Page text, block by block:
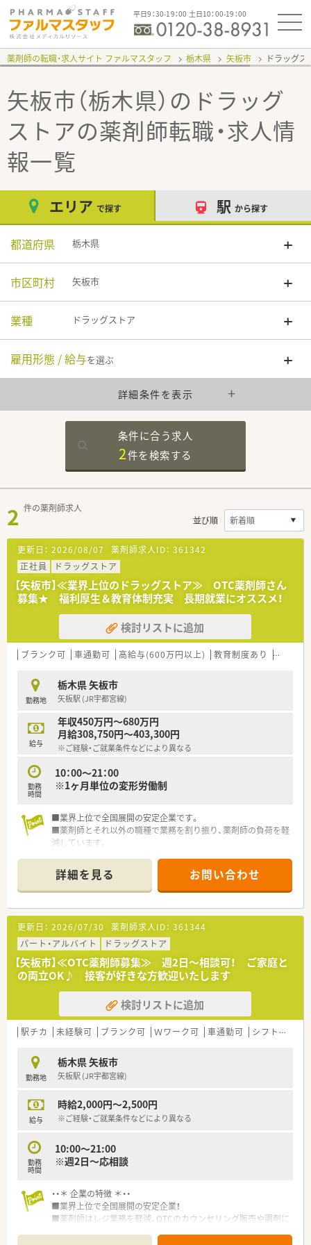
平日9：30-19：00 土日10：00-19：00
薬剤師の転職・求人サイト ファルマスタッフ 栃木県 矢板市 ドラッグ
矢板市（栃木県）のドラッグ
ストアの薬剤師転職・求人情
報一覧
エリア で探す 駅 から探す
都道府県 栃木県
市区町村 矢板市
業種 ドラッグストア
雇用形態 / 給与を選ぶ
詳細条件を表示
条件に合う求人
2件を検索する
2 件の薬剤師求人
並び順
更新日： 2026/08/07 薬剤師求人ID： 361342
正社員
ドラッグストア
【矢板市】≪業界上位のドラッグストア≫ OTC薬剤師さん
募集★ 福利厚生＆教育体制充実 長期就業にオススメ！
検討リストに追加
ブランク可 車通勤可 高給与(600万円以上) 教育制度あり シフト
勤務地
栃木県 矢板市
矢板駅 (JR宇都宮線)
給与
年収450万円～680万円
月給308,750円～403,300円
※ご経験・ご就業条件などにより異なる
勤務
時間
10：00～21：00
※1ヶ月単位の変形労働制
■業界上位で全国展開の安定企業です。
■薬剤師とそれ以外の職種で業務を割り振り、薬剤師の負荷を軽
減しています。
集中することで
専門性を十分に発揮することができます。
詳細を見る お問い合わせ
更新日： 2026/07/30 薬剤師求人ID： 361344
パート・アルバイト
ドラッグストア
【矢板市】≪OTC薬剤師募集≫ 週2日～相談可！ ご家庭と
の両立OK♪ 接客が好きな方歓迎いたします
検討リストに追加
駅チカ 未経験可 ブランク可 Ｗワーク可 車通勤可 シフト制
勤務地
栃木県 矢板市
矢板駅 (JR宇都宮線)
給与
時給2,000円～2,500円
※ご経験・ご就業条件などにより異なる
勤務
時間
10:00～21:00
※週2日～応相談
・・＊ 企業の特徴 ＊・・
■業界上位で全国展開の安定企業！
■薬剤師はレジ業務を軽減、OTCのカウンセリング販売や調剤に